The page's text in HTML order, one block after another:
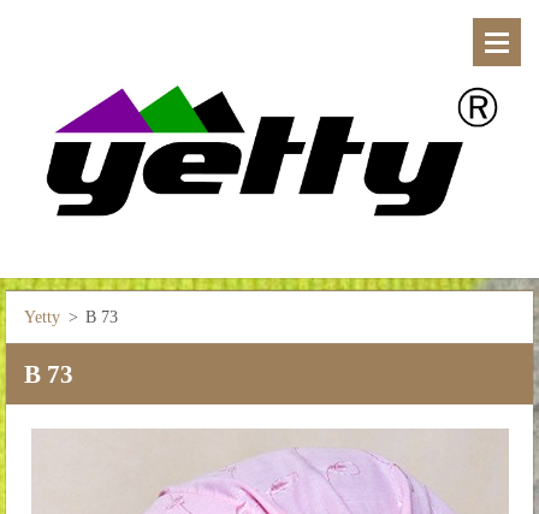
Yetty > B 73
B 73